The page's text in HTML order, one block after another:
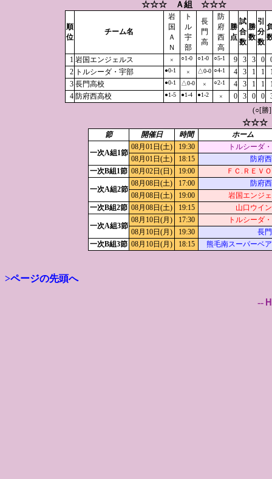
☆☆☆ Ａ組 ☆☆☆
順
位
チーム名
岩
国
Ａ
Ｎ
ト
ル
宇
部
長
門
高
防
府
西
高
勝
点
試
合
数
勝
数
引
分
数
1 岩国エンジェルス × ○1-0 ○1-0 ○5-1 9 3 3 0
2 トルシーダ・宇部 ●0-1 × △0-0 ○4-1 4 3 1 1
3 長門高校 ●0-1 △0-0 × ○2-1 4 3 1 1
4 防府西高校 ●1-5 ●1-4 ●1-2 × 0 3 0 0
(○[勝
☆☆☆
節 開催日 時間 ホーム
一次A組1節
08月01日(土) 19:30
トルシーダ
08月01日(土)
18:15
防府
一次B組1節 08月02日(日) 19:00 ＦＣ.ＲＥＶ
一次A組2節
08月08日(土) 17:00
防府
08月08日(土)
19:00
岩国エンジ
一次B組2節 08月08日(土) 19:15 山口ウイ
一次A組3節
08月10日(月) 17:30
トルシーダ
08月10日(月)
19:30
長
一次B組3節 08月10日(月) 18:15 熊毛南スーパーベ
>ページの先頭へ
--